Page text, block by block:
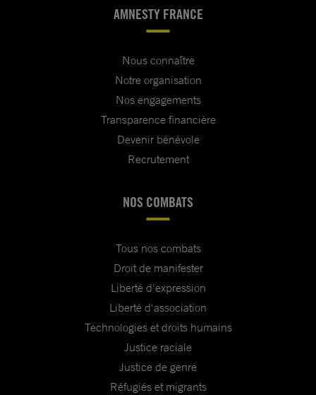
AMNESTY FRANCE
Nous connaître
Notre organisation
Nos engagements
Transparence financière
Devenir bénévole
Recrutement
NOS COMBATS
Tous nos combats
Droit de manifester
Liberté d'expression
Liberté d'association
Technologies et droits humains
Justice raciale
Justice de genre
Réfugiés et migrants